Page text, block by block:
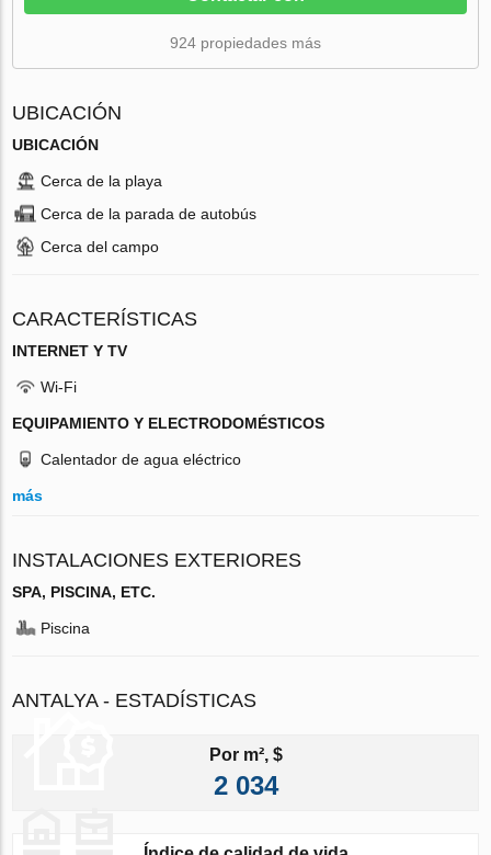
924 propiedades más
UBICACIÓN
UBICACIÓN
Cerca de la playa
Cerca de la parada de autobús
Cerca del campo
CARACTERÍSTICAS
INTERNET Y TV
Wi-Fi
EQUIPAMIENTO Y ELECTRODOMÉSTICOS
Calentador de agua eléctrico
más
INSTALACIONES EXTERIORES
SPA, PISCINA, ETC.
Piscina
ANTALYA - ESTADÍSTICAS
Por m², $
2 034